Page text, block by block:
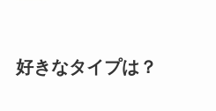
好きなタイプは？